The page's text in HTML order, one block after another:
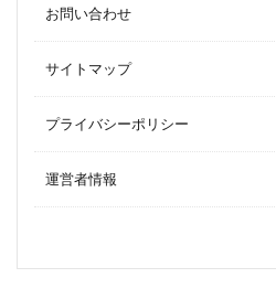
お問い合わせ
サイトマップ
プライバシーポリシー
運営者情報